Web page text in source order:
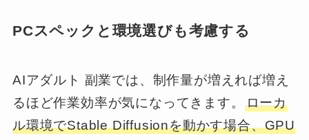
PCスペックと環境選びも考慮する
AIアダルト 副業では、制作量が増えれば増え
るほど作業効率が気になってきます。 ローカ
ル環境でStable Diffusionを動かす場合、GPU